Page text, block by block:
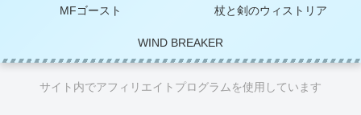
MFゴースト 杖と剣のウィストリア
WIND BREAKER
サイト内でアフィリエイトプログラムを使用しています